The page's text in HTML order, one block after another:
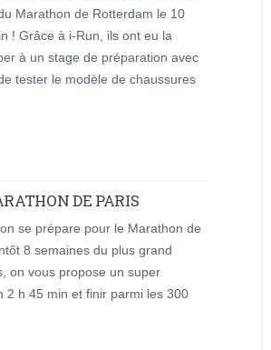
Marathon de Rotterdam le 10
! Grâce à i-Run, ils ont eu la
à un stage de préparation avec
tester le modèle de chaussures
DE PARIS
se prépare pour le Marathon de
8 semaines du plus grand
on vous propose un super
2 h 45 min et finir parmi les 300